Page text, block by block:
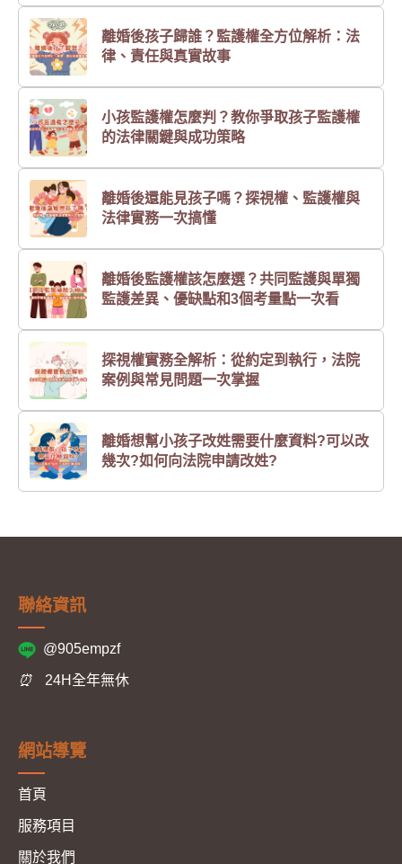
離婚後孩子歸誰？監護權全方位解析：法
律、責任與真實故事
小孩監護權怎麼判？教你爭取孩子監護權
的法律關鍵與成功策略
離婚後還能見孩子嗎？探視權、監護權與
法律實務一次搞懂
離婚後監護權該怎麼選？共同監護與單獨
監護差異、優缺點和3個考量點一次看
探視權實務全解析：從約定到執行，法院
案例與常見問題一次掌握
離婚想幫小孩子改姓需要什麼資料?可以改
幾次?如何向法院申請改姓?
聯絡資訊
@905empzf
⏰ 24H全年無休
網站導覽
首頁
服務項目
關於我們